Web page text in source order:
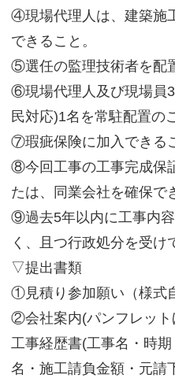
④現場代理人は、建築施
できること。
⑤選任の監理技術者を配
⑥現場代理人及び現場員
民対応)1名を常駐配置の
⑦瑕疵保険に加入できる
⑧今回工事の工事完成保
たは、同業会社を確保で
⑨過去5年以内に工事内
く、且つ行政処分を受け
▽提出書類
①見積り参加願い（様式
②会社案内(パンフレッ
工事経歴書(工事名・時
名・施工請負金額・元